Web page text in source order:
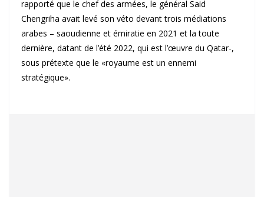
rapporté que le chef des armées, le général Said
Chengriha avait levé son véto devant trois médiations
arabes – saoudienne et émiratie en 2021 et la toute
dernière, datant de l’été 2022, qui est l’œuvre du Qatar-,
sous prétexte que le «royaume est un ennemi
stratégique».